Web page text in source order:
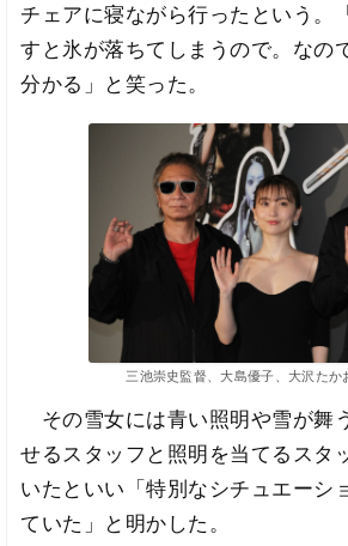
チェアに寝ながら行ったという。
すと氷が落ちてしまうので。なの
分かる」と笑った。
三池崇史監督、大島優子、大沢たか
その雪女には青い照明や雪が舞
せるスタッフと照明を当てるスタ
いたといい「特別なシチュエーシ
ていた」と明かした。